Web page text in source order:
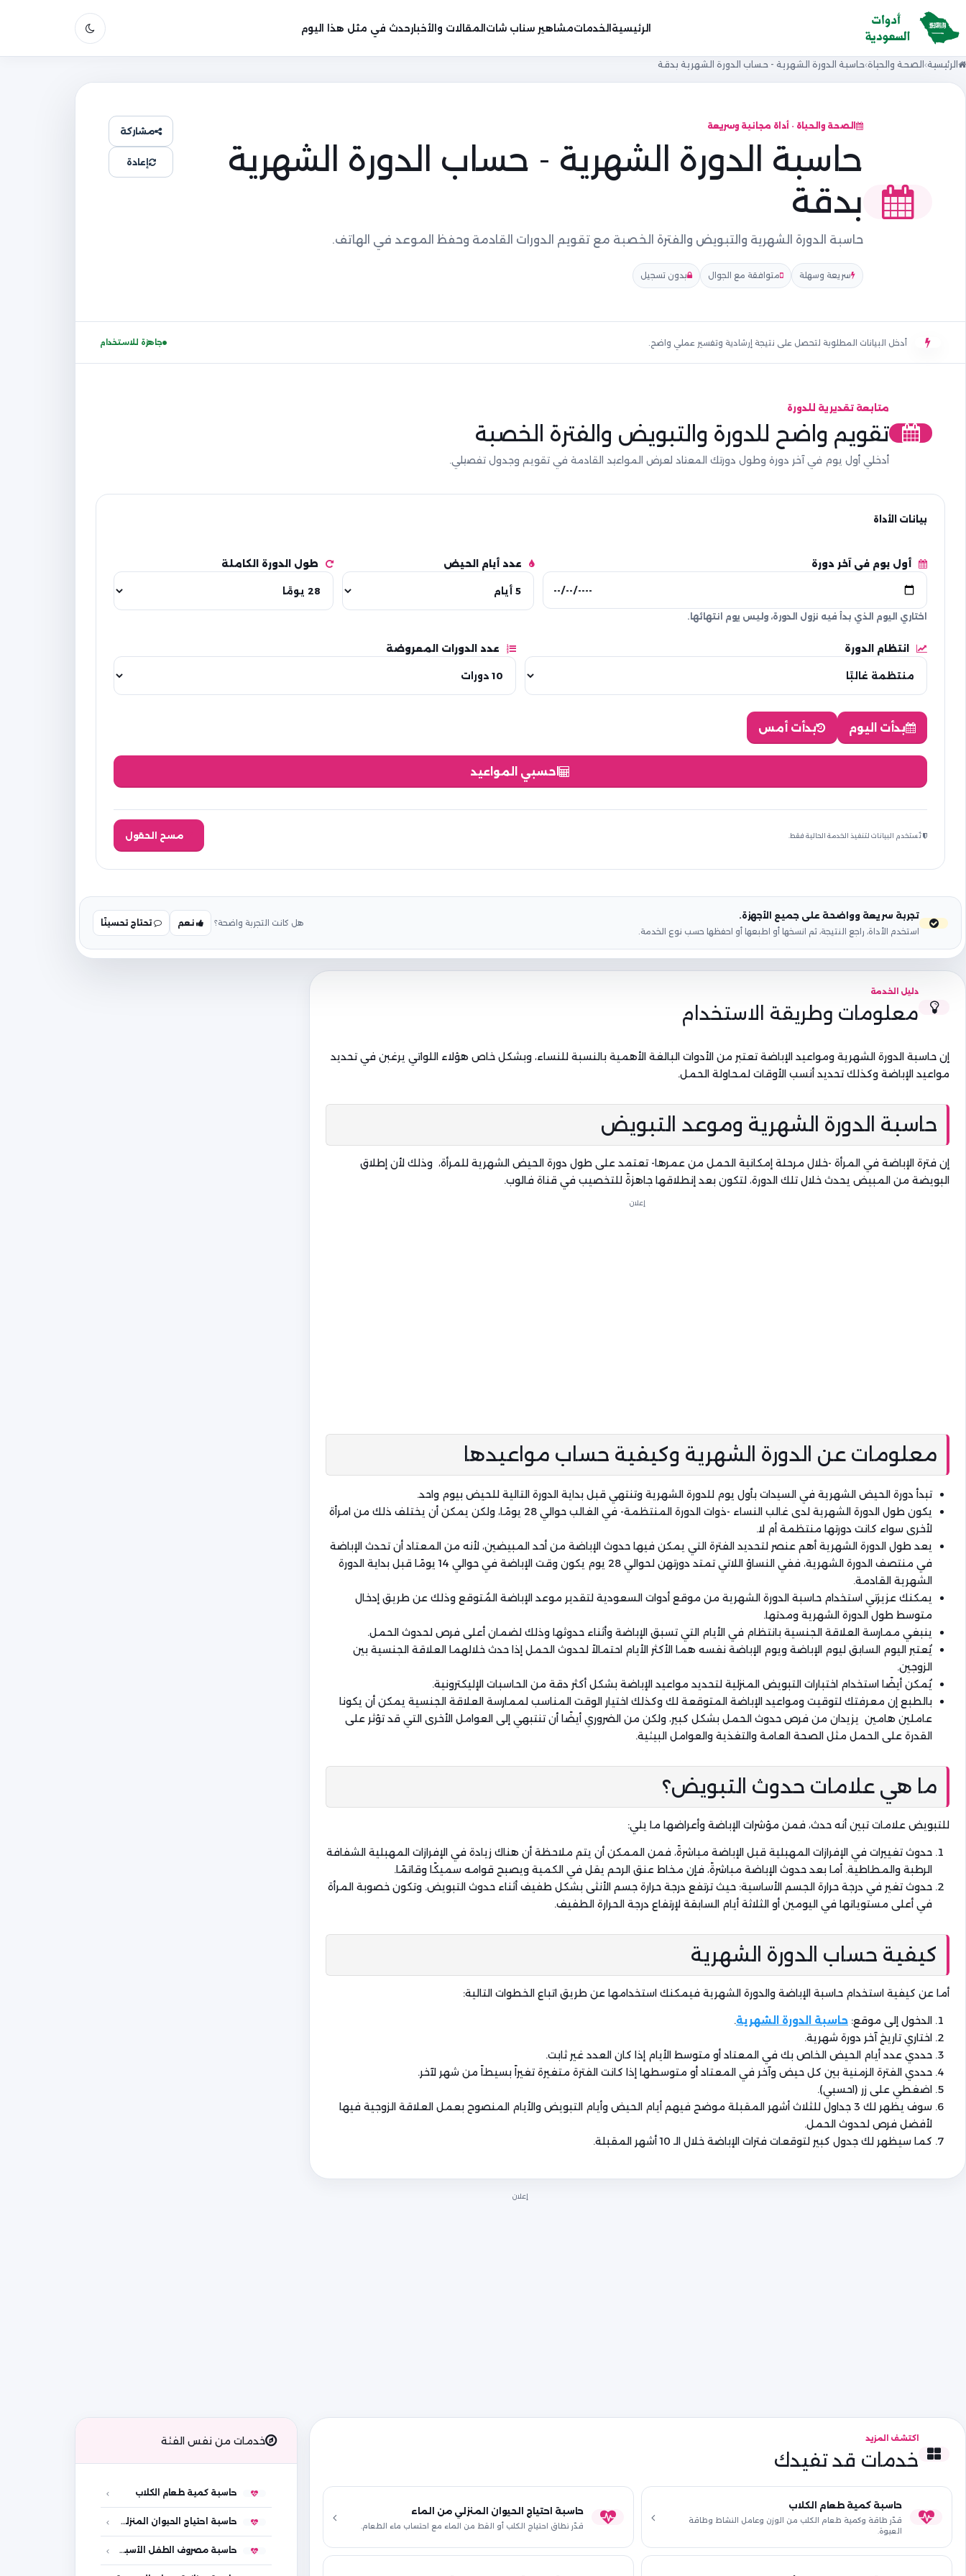
الرئيسية الخدماتمشاهير سناب شات المقالات والأخبارحدث في مثل هذا اليوم
الرئيسية الصحة والحياة حاسبة الدورة الشهرية - حساب الدورة الشهرية بدقة
الصحة والحياة · أداة مجانية وسريعة
حاسبة الدورة الشهرية - حساب الدورة الشهرية
بدقة
حاسبة الدورة الشهرية والتبويض والفترة الخصبة مع تقويم الدورات القادمة وحفظ الموعد في الهاتف.
سريعة وسهلة متوافقة مع الجوال بدون تسجيل
مشاركة
إعادة
أدخل البيانات المطلوبة لتحصل على نتيجة إرشادية وتفسير عملي واضح. جاهزة للاستخدام
متابعة تقديرية للدورة
تقويم واضح للدورة والتبويض والفترة الخصبة
أدخلي أول يوم في آخر دورة وطول دورتك المعتاد لعرض المواعيد القادمة في تقويم وجدول تفصيلي.
أول يوم في آخر دورة
اختاري اليوم الذي بدأ فيه نزول الدورة، وليس يوم انتهائها.
عدد أيام الحيض طول الدورة الكاملة
انتظام الدورة عدد الدورات المعروضة
بدأت اليوم بدأت أمس
احسبي المواعيد
تُستخدم البيانات لتنفيذ الخدمة الحالية فقط. مسح الحقول
تجربة سريعة وواضحة على جميع الأجهزة.
استخدم الأداة، راجع النتيجة، ثم انسخها أو اطبعها أو احفظها حسب نوع الخدمة.
هل كانت التجربة واضحة؟ نعم تحتاج تحسينًا
إعلان
دليل الخدمة
معلومات وطريقة الاستخدام
إن حاسبة الدورة الشهرية ومواعيد الإباضة تعتبر من الأدوات البالغة الأهمية بالنسبة للنساء، وبشكل خاص هؤلاء اللواتي يرغبن في تحديد
مواعيد الإباضة وكذلك تحديد أنسب الأوقات لمحاولة الحمل.
حاسبة الدورة الشهرية وموعد التبويض
إن فترة الإباضة في المرأة -خلال مرحلة إمكانية الحمل من عمرها- تعتمد على طول دورة الحيض الشهرية للمرأة، وذلك لأن إطلاق
البويضة من المبيض يحدث خلال تلك الدورة، لتكون بعد إنطلاقها جاهزةً للتخصيب في قناة فالوب.
إعلان
معلومات عن الدورة الشهرية وكيفية حساب مواعيدها
تبدأ دورة الحيض الشهرية في السيدات بأول يوم للدورة الشهرية وتنتهي قبل بداية الدورة التالية للحيض بيوم واحد.
يكون طول الدورة الشهرية لدى غالب النساء -ذوات الدورة المنتظمة- في الغالب حوالي 28 يومًا، ولكن يمكن أن يختلف ذلك من امرأة
لأخرى سواء كانت دورتها منتظمة أم لا.
يعد طول الدورة الشهرية أهم عنصر لتحديد الفترة التي يمكن فيها حدوث الإباضة من أحد المبيضين، لأنه من المعتاد أن تحدث الإباضة
في منتصف الدورة الشهرية، ففي النساؤ اللاتي تمتد دورتهن لحوالي 28 يوم يكون وقت الإباضة في حوالي 14 يومًا قبل بداية الدورة
الشهرية القادمة.
يمكنك عزيزتي استخدام حاسبة الدورة الشهرية من موقع أدوات السعودية لتقدير موعد الإباضة المُتوقع وذلك عن طريق إدخال
متوسط طول الدورة الشهرية ومدتها.
ينبغي ممارسة العلاقة الجنسية بانتظام في الأيام التي تسبق الإباضة وأثناء حدوثها وذلك لضمان أعلى فرص لحدوث الحمل.
يُعتبر اليوم السابق ليوم الإباضة ويوم الإباضة نفسه هما الأكثر الأيام احتمالاً لحدوث الحمل إذا حدث خلالهما العلاقة الجنسية بين
الزوجين.
يُمكن أيضًا استخدام اختبارات التبويض المنزلية لتحديد مواعيد الإباضة بشكل أكثر دقة من الحاسبات الإليكترونية.
بالطبع إن معرفتك لتوقيت ومواعيد الإباضة المتوقعة لك وكذلك اختيار الوقت المناسب لممارسة العلاقة الجنسية يمكن أن يكونا
عاملين هامين يزيدان من فرص حدوث الحمل بشكل كبير، ولكن من الضروري أيضًا أن تنتبهي إلى العوامل الأخرى التي قد تؤثر على
القدرة على الحمل مثل الصحة العامة والتغذية والعوامل البيئية.
ما هي علامات حدوث التبويض؟
للتبويض علامات تبين أنه حدث، فمن مؤشرات الإباضة وأعراضها ما يلي:
حدوث تغييرات في الإفرازات المهبلية قبل الإباضة مباشرةً، فمن الممكن أن يتم ملاحظة أن هناك زيادة في الإفرازات المهبلية الشفافة
الرطبة والمطاطية. أما بعد حدوث الإباضة مباشرةً، فإن مخاط عنق الرحم يقل في الكمية ويصبح قوامه سميكًا وقاتمًا.
حدوث تغير في درجة حرارة الجسم الأساسية: حيث ترتفع درجة حرارة جسم الأنثى بشكل طفيف أثناء حدوث التبويض. وتكون خصوبة المرأة
في أعلى مستوياتها في اليومين أو الثلاثة أيام السابقة لإرتفاع درجة الحرارة الطفيف.
كيفية حساب الدورة الشهرية
أما عن كيفية استخدام حاسبة الإباضة والدورة الشهرية فيمكنك استخدامها عن طريق اتباع الخطوات التالية:
الدخول إلى موقع: حاسبة الدورة الشهرية.
اختاري تاريخ آخر دورة شهرية.
حددي عدد أيام الحيض الخاص بك في المعتاد أو متوسط الأيام إذا كان العدد غير ثابت.
حددي الفترة الزمنية بين كل حيض وآخر في المعتاد أو متوسطها إذا كانت الفترة متغيرة تغيراً بسيطاً من شهر لآخر.
اضغطي على زر (احسبي).
سوف يظهر لك 3 جداول للثلاث أشهر المقبلة موضح فيهم أيام الحيض وأيام التبويض والأيام المنصوح بعمل العلاقة الزوجية فيها
لأفضل فرص لحدوث الحمل.
كما سيظهر لك جدول كبير لتوقعات فترات الإباضة خلال الـ 10 أشهر المقبلة.
اكتشف المزيد
خدمات قد تفيدك
حاسبة كمية طعام الكلاب
قدّر طاقة وكمية طعام الكلب من الوزن وعامل النشاط وطاقة
العبوة.
حاسبة احتياج الحيوان المنزلي من الماء
قدّر نطاق احتياج الكلب أو القط من الماء مع احتساب ماء الطعام.
خدمات من نفس الفئة
حاسبة كمية طعام الكلاب
حاسبة احتياج الحيوان المنزلي من الماء
حاسبة مصروف الطفل الأسبوعي والشهري